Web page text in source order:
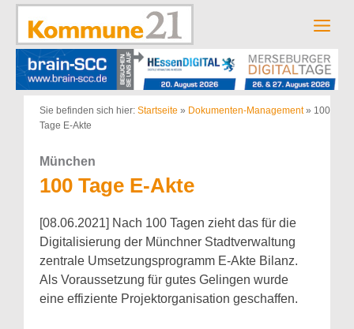
Zum
springen
Sie befinden sich hier: Startseite » Dokumenten-Management» 100
Tage E-Akte
München
100 Tage E-Akte
[08.06.2021] Nach 100 Tagen zieht das für die
Digitalisierung der Münchner Stadtverwaltung
zentrale Umsetzungsprogramm E-Akte Bilanz.
Als Voraussetzung für gutes Gelingen wurde
eine effiziente Projekt­organisation geschaffen.